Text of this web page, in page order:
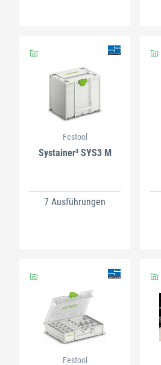
Festool
Systainer³ SYS3 M
7 Ausführungen
Festool